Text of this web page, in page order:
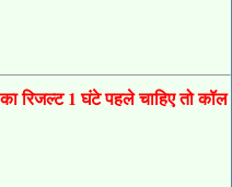
का रिजल्ट 1 घंटे पहले चाहिए तो कॉल